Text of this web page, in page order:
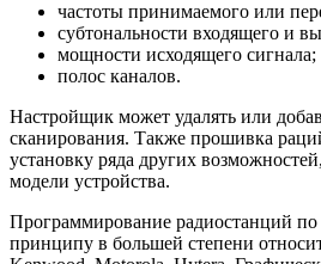
частоты принимаемого или
субтональности входящего и
мощности исходящего сигнала;
полос каналов.
Настройщик может удалять или
сканирования. Также прошивка
установку ряда других
модели устройства.
Программирование радиостанций по
принципу в большей степени